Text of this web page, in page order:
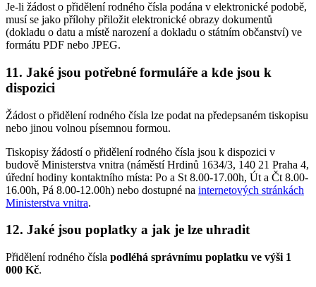
Je-li žádost o přidělení rodného čísla podána v elektronické podobě,
musí se jako přílohy přiložit elektronické obrazy dokumentů
(dokladu o datu a místě narození a dokladu o státním občanství) ve
formátu PDF nebo JPEG.
11. Jaké jsou potřebné formuláře a kde jsou k
dispozici
Žádost o přidělení rodného čísla lze podat na předepsaném tiskopisu
nebo jinou volnou písemnou formou.
Tiskopisy žádostí o přidělení rodného čísla jsou k dispozici v
budově Ministerstva vnitra (náměstí Hrdinů 1634/3, 140 21 Praha 4,
úřední hodiny kontaktního místa: Po a St 8.00-17.00h, Út a Čt 8.00-
16.00h, Pá 8.00-12.00h) nebo dostupné na internetových stránkách
Ministerstva vnitra.
12. Jaké jsou poplatky a jak je lze uhradit
Přidělení rodného čísla podléhá správnímu poplatku ve výši 1
000 Kč.